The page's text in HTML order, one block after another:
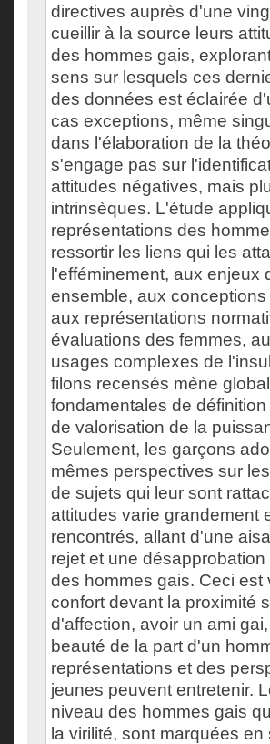
directives auprès d'une
cueillir à la source leurs
des hommes gais,
sens sur lesquels ces
des données est éclairée
cas exceptions, même
dans l'élaboration de la
s'engage pas sur
attitudes négatives, mais
intrinsèques. L'étude
représentations des
ressortir les liens qui les
l'efféminement, aux enjeux
ensemble, aux
aux représentations
évaluations des femmes,
usages complexes de
filons recensés mène
fondamentales de
de valorisation de la
Seulement, les garçons
mêmes perspectives sur
de sujets qui leur sont
attitudes varie grandement
rencontrés, allant d'une
rejet et une
des hommes gais. Ceci est
confort devant la proximité
d'affection, avoir un ami
beauté de la part d'un
représentations et des
jeunes peuvent entretenir.
niveau des hommes gais
la virilité, sont marquées